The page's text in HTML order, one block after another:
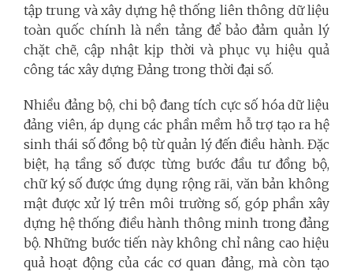
tập trung và xây dựng hệ thống liên thông dữ liệu
toàn quốc chính là nền tảng để bảo đảm quản lý
chặt chẽ, cập nhật kịp thời và phục vụ hiệu quả
công tác xây dựng Đảng trong thời đại số.
Nhiều đảng bộ, chi bộ đang tích cực số hóa dữ liệu
đảng viên, áp dụng các phần mềm hỗ trợ tạo ra hệ
sinh thái số đồng bộ từ quản lý đến điều hành. Đặc
biệt, hạ tầng số được từng bước đầu tư đồng bộ,
chữ ký số được ứng dụng rộng rãi, văn bản không
mật được xử lý trên môi trường số, góp phần xây
dựng hệ thống điều hành thông minh trong đảng
bộ. Những bước tiến này không chỉ nâng cao hiệu
quả hoạt động của các cơ quan đảng, mà còn tạo